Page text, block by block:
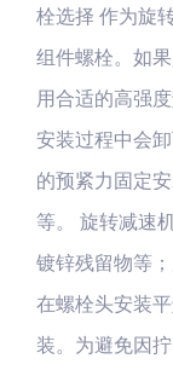
栓选择 作为旋
组件螺栓。如
用合适的高强
安装过程中会
的预紧力固定
等。 旋转减速
镀锌残留物等
在螺栓头安装
装。为避免因